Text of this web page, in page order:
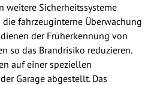
weitere Sicherheitssysteme
fahrzeuginterne Überwachung
der Früherkennung von
so das Brandrisiko reduzieren.
auf einer speziellen
Garage abgestellt. Das